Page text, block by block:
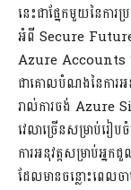
នេះជាផ្នែកមួយនៃក
អំពី Secure
Azure Accounts ត្រូ
ជាគោលបំណងនៃការ
រាល់ការចង់
វេលាច្រើនសម្រាប់រៀប
ការអនុវត្តសម្រាប់អ្
ដែលមានចន្លោះពេល